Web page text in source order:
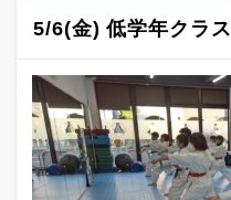
5/6(金) 低学年クラス